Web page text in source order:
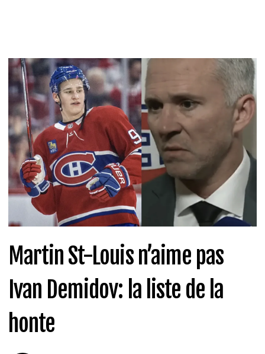
Martin St-Louis n’aime pas
Ivan Demidov: la liste de la
honte